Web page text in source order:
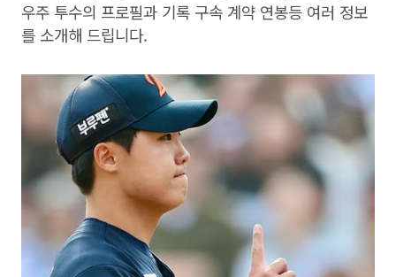
우주 투수의 프로필과 기록 구속 계약 연봉등 여러 정보
를 소개해 드립니다.